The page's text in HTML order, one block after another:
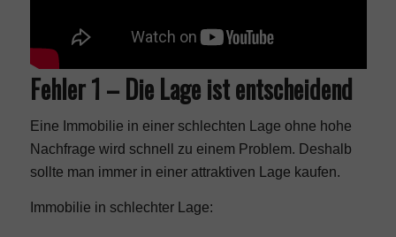
Fehler 1 – Die Lage ist entscheidend
Eine Immobilie in einer schlechten Lage ohne hohe
Nachfrage wird schnell zu einem Problem. Deshalb
sollte man immer in einer attraktiven Lage kaufen.
Immobilie in schlechter Lage: